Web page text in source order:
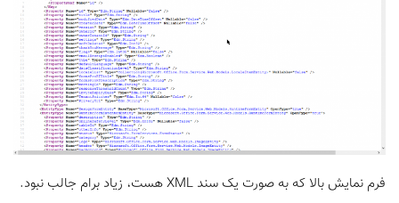
فرم نمایش بالا که به صورت یک سند XML هست، زیاد برام جالب نبود.